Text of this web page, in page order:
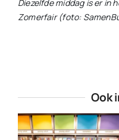
Diezelfde middag is er in
Zomerfair (foto:
Ook